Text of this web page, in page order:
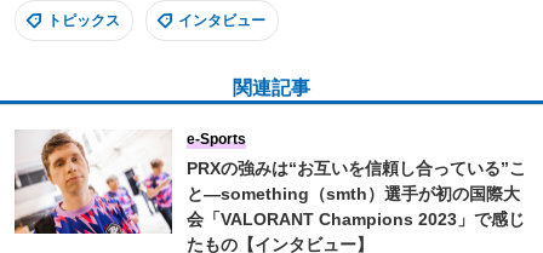
トピックス インタビュー
関連記事
PRXの強みは“お互いを信頼し合っている”こ
と―something（smth）選手が初の国際大
会「VALORANT Champions 2023」で感じ
たもの【インタビュー】
e-Sports